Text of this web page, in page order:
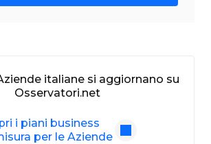
italiane si aggiornano su
Osservatori.net
i piani business
per le Aziende